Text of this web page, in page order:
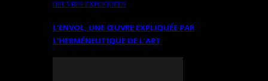
OEUVRES EXPLIQUÉES
L’ENVOL, UNE ŒUVRE EXPLIQUÉE PAR
L’HERMÉNEUTIQUE DE L’ART